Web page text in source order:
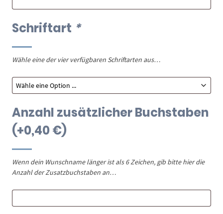
Schriftart *
Wähle eine der vier verfügbaren Schriftarten aus…
Anzahl zusätzlicher Buchstaben
(+0,40 €)
Wenn dein Wunschname länger ist als 6 Zeichen, gib bitte hier die
Anzahl der Zusatzbuchstaben an…